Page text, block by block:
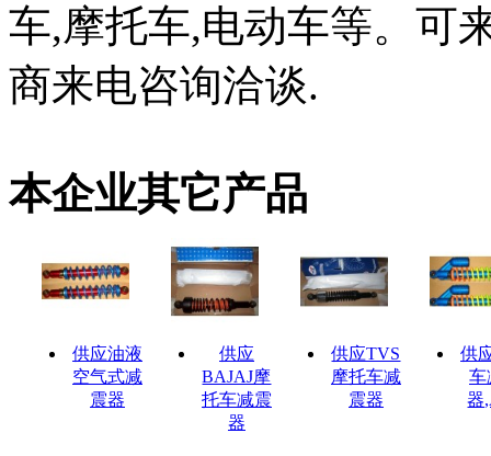
车,摩托车,电动车等。可
商来电咨询洽谈.
本企业其它产品
供应油液
空气式减
震器
供应
BAJAJ摩
托车减震
器
供应TVS
摩托车减
震器
供
车
器